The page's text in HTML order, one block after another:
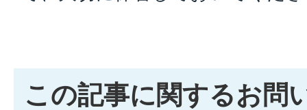
この記事に関するお問